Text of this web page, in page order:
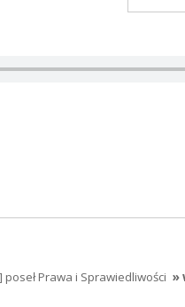
Prawa i Sprawiedliwości »